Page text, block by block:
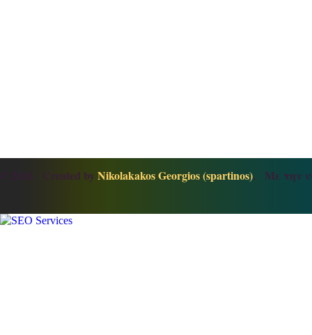
© 2026 Created by Nikolakakos Georgios (spartinos). Με την